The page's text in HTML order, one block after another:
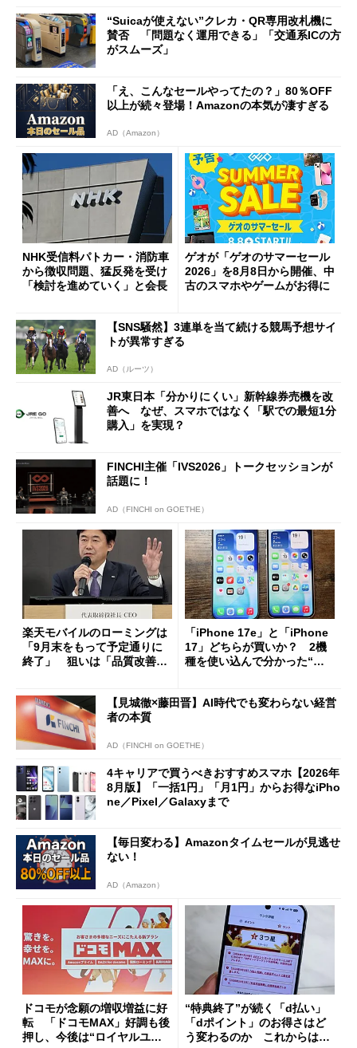
“Suicaが使えない”クレカ・QR専用改札機に
賛否 「問題なく運用できる」「交通系ICの方
がスムーズ」
「え、こんなセールやってたの？」80％OFF
以上が続々登場！Amazonの本気が凄すぎる
AD（Amazon）
NHK受信料パトカー・消防車
から徴収問題、猛反発を受け
「検討を進めていく」と会長
ゲオが「ゲオのサマーセール
2026」を8月8日から開催、中
古のスマホやゲームがお得に
【SNS騒然】3連単を当て続ける競馬予想サイ
トが異常すぎる
AD（ルーツ）
JR東日本「分かりにくい」新幹線券売機を改
善へ なぜ、スマホではなく「駅での最短1分
購入」を実現？
FINCHI主催「IVS2026」トークセッションが
話題に！
AD（FINCHI on GOETHE）
楽天モバイルのローミングは
「9月末をもって予定通りに
終了」 狙いは「品質改善」
も
「iPhone 17e」と「iPhone
17」どちらが買いか？ 2機
種を使い込んで分かった“ス
【見城徹×藤田晋】AI時代でも変わらない経営
者の本質
AD（FINCHI on GOETHE）
4キャリアで買うべきおすすめスマホ【2026年
8月版】「一括1円」「月1円」からお得なiPho
ne／Pixel／Galaxyまで
【毎日変わる】Amazonタイムセールが見逃せ
ない！
AD（Amazon）
ドコモが念願の増収増益に好
転 「ドコモMAX」好調も後
押し、今後は“ロイヤルユー
“特典終了”が続く「d払い」
「dポイント」のお得さはど
う変わるのか これからは